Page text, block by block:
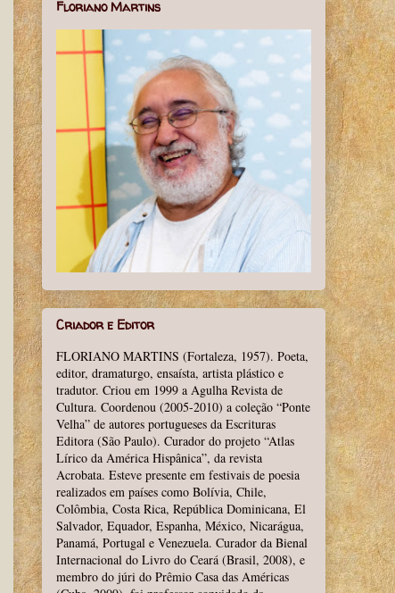
Floriano Martins
Criador e Editor
FLORIANO MARTINS (Fortaleza, 1957). Poeta,
editor, dramaturgo, ensaísta, artista plástico e
tradutor. Criou em 1999 a Agulha Revista de
Cultura. Coordenou (2005-2010) a coleção “Ponte
Velha” de autores portugueses da Escrituras
Editora (São Paulo). Curador do projeto “Atlas
Lírico da América Hispânica”, da revista
Acrobata. Esteve presente em festivais de poesia
realizados em países como Bolívia, Chile,
Colômbia, Costa Rica, República Dominicana, El
Salvador, Equador, Espanha, México, Nicarágua,
Panamá, Portugal e Venezuela. Curador da Bienal
Internacional do Livro do Ceará (Brasil, 2008), e
membro do júri do Prêmio Casa das Américas